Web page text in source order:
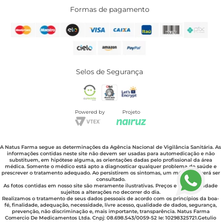
Formas de pagamento
Selos de Segurança
Powered by Projeto
A Natus Farma segue as determinações da Agência Nacional de Vigilância Sanitária. As
informações contidas neste site não devem ser usadas para automedicação e não
substituem, em hipótese alguma, as orientações dadas pelo profissional da área
médica. Somente o médico está apto a diagnosticar qualquer problema de saúde e
prescrever o tratamento adequado. Ao persistirem os sintomas, um médico deverá ser
consultado.
As fotos contidas em nosso site são meramente ilustrativas. Preços e disponibilidade
sujeitos a alterações no decorrer do dia.
Realizamos o tratamento de seus dados pessoais de acordo com os princípios da boa-
fé, finalidade, adequação, necessidade, lívre acesso, qualidade de dados, segurança,
prevenção, não discriminação e, mais importante, transparência. Natus Farma
Comercio De Medicamentos Ltda. Cnpj: 08.698.543/0059-52 Ie: 10298325721.Getulio